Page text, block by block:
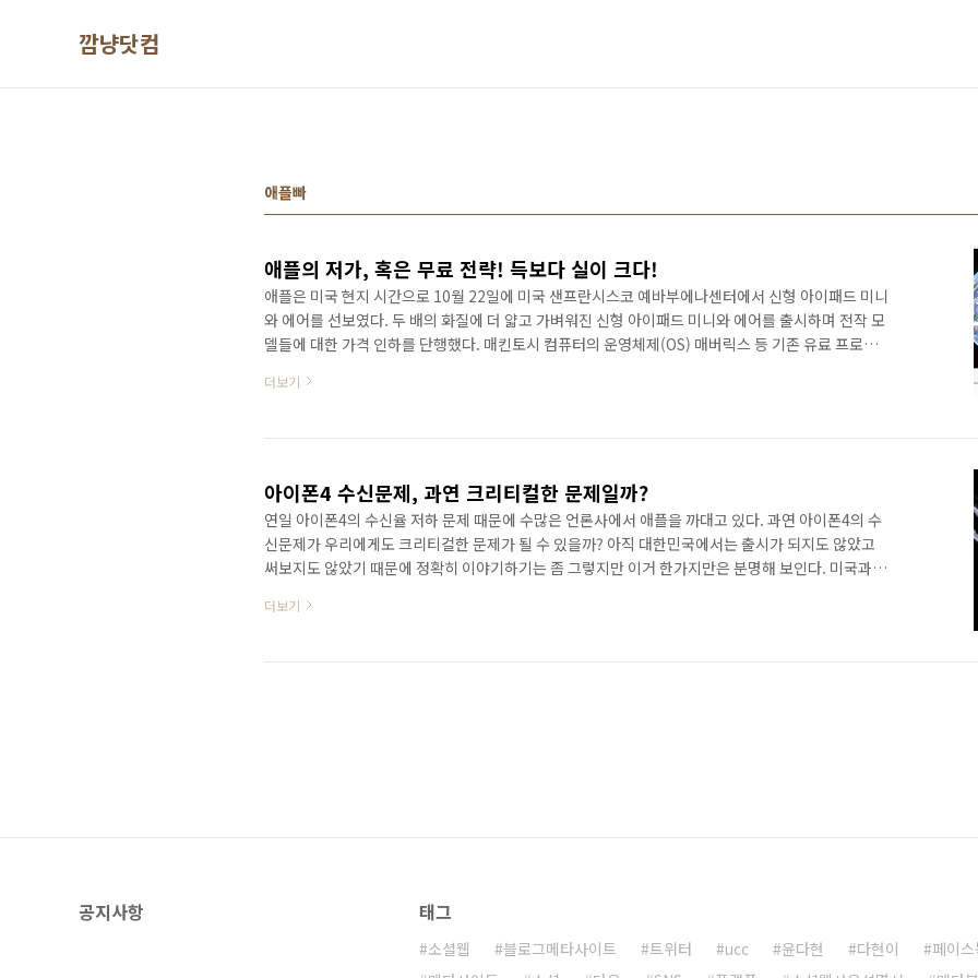
깜냥닷컴
애플빠
애플의 저가, 혹은 무료 전략! 득보다 실이 크다!
애플은 미국 현지 시간으로 10월 22일에 미국 샌프란시스코 예바부에나센터에서 신형 아이패드 미니
와 에어를 선보였다. 두 배의 화질에 더 얇고 가벼워진 신형 아이패드 미니와 에어를 출시하며 전작 모
델들에 대한 가격 인하를 단행했다. 매킨토시 컴퓨터의 운영체제(OS) 매버릭스 등 기존 유료 프로그
이드를 탑재한 저가 태블릿이 대거 등장하고 있기 때문에 가격 인하는 불가피해 보인다. 하지만 과연
을 겪게 되면 사라들은 궁금해 한다. 스티브잡스라면 어땠을까? 애플의 브랜드 이미지는 스티브잡스
더보기
아이폰4 수신문제, 과연 크리티컬한 문제일까?
연일 아이폰4의 수신율 저하 문제 때문에 수많은 언론사에서 애플을 까대고 있다. 과연 아이폰4의 수
신문제가 우리에게도 크리티컬한 문제가 될 수 있을까? 아직 대한민국에서는 출시가 되지도 않았고
써보지도 않았기 때문에 정확히 이야기하기는 좀 그렇지만 이거 한가지만은 분명해 보인다. 미국과
것! 사실 대한민국은 면적이 좁은 데다가 많은 기지국이 설치되어 있어 거의 대부분의 지역에서 휴대
지 않다는 이야기! (엘리베이터에서나 1~2개 뜨려나?) 하지만 미국은? 면적이 넓기 때문에 휴대폰 전
더보기
공지사항 태그
소셜웹 블로그메타사이트 트위터 ucc 윤다현 다현이
페이